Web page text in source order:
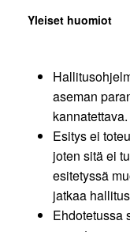
Yleiset huomiot
aseman
kannatettava.
Esitys ei
joten sitä ei
esitetyssä
jatkaa
Ehdotetussa